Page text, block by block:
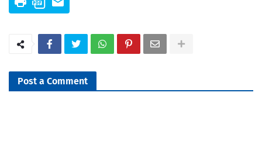
Post a Comment